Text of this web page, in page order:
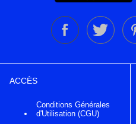
ACCÈS
Conditions Générales
d'Utilisation (CGU)